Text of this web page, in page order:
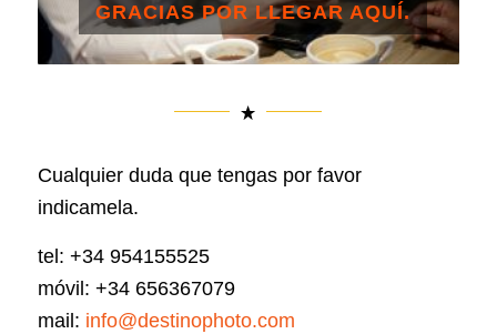
GRACIAS POR LLEGAR AQUÍ.
Cualquier duda que tengas por favor
indicamela.
tel: +34 954155525
móvil: +34 656367079
mail: info@destinophoto.com